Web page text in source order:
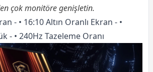
çok monitöre genişletin.
- • 16:10 Altın Oranlı Ekran - •
- • 240Hz Tazeleme Oranı